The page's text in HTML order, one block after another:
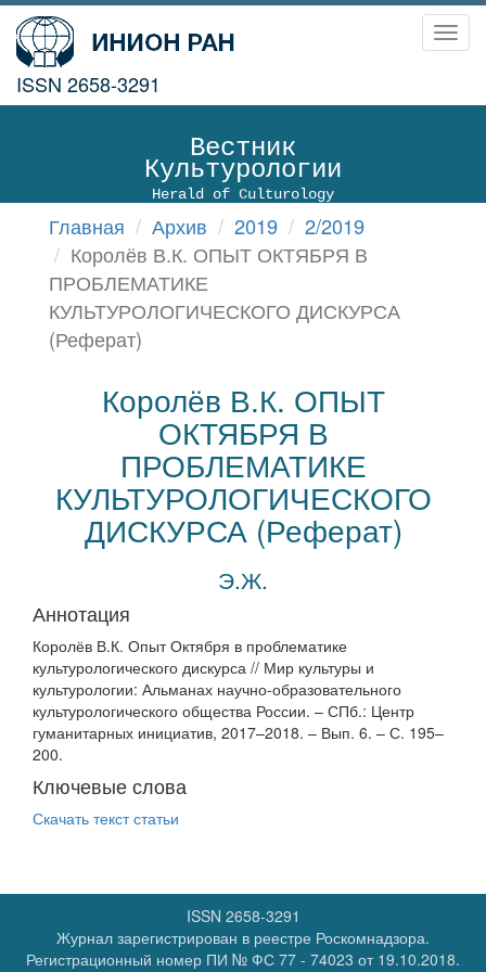
ISSN 2658-3291
Вестник
Культурологии
Herald of Culturology
Главная Архив 2019
2/2019
Королёв В.К. ОПЫТ ОКТЯБРЯ В
ПРОБЛЕМАТИКЕ
КУЛЬТУРОЛОГИЧЕСКОГО ДИСКУРСА
(Реферат)
Королёв В.К. ОПЫТ
ОКТЯБРЯ В
ПРОБЛЕМАТИКЕ
КУЛЬТУРОЛОГИЧЕСКОГО
ДИСКУРСА (Реферат)
Э.Ж.
Аннотация
Королёв В.К. Опыт Октября в проблематике
культурологического дискурса // Мир культуры и
культурологии: Альманах научно-образовательного
культурологического общества России. – СПб.: Центр
гуманитарных инициатив, 2017–2018. – Вып. 6. – С. 195–
200.
Ключевые слова
Скачать текст статьи
ISSN 2658-3291
Журнал зарегистрирован в реестре Роскомнадзора.
Регистрационный номер ПИ № ФС 77 - 74023 от 19.10.2018.